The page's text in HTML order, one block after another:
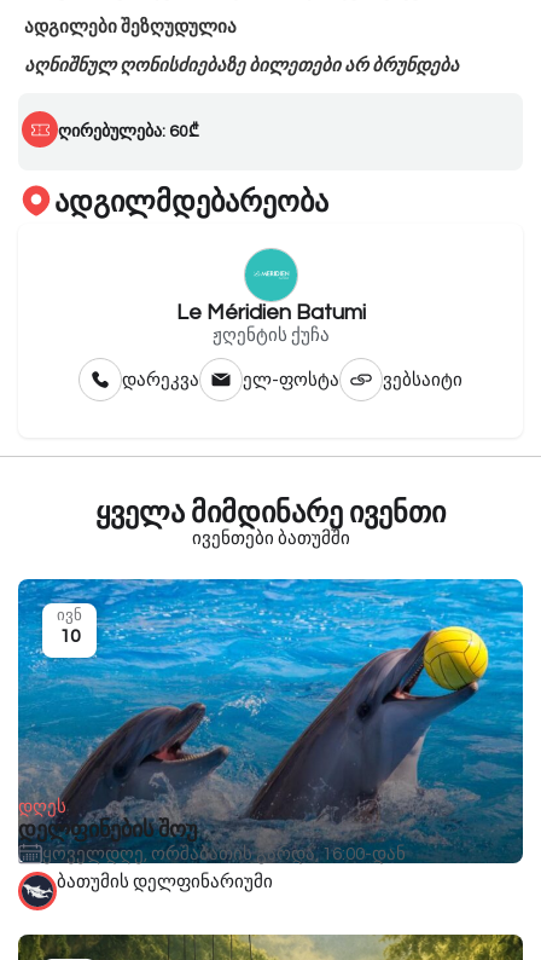
ადგილები შეზღუდულია
აღნიშნულ ღონისძიებაზე ბილეთები არ ბრუნდება
ღირებულება: 60₾
ადგილმდებარეობა
Le Méridien Batumi
ჟღენტის ქუჩა
დარეკვა ელ-ფოსტა ვებსაიტი
ყველა მიმდინარე ივენთი
ივენთები ბათუმში
დღეს
დელფინების შოუ
ყოველდღე, ორშაბათის გარდა, 16:00-დან
ივნ
10
ბათუმის დელფინარიუმი